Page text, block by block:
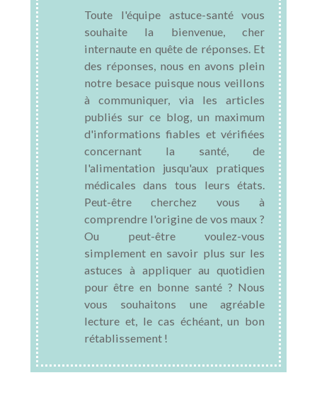
Toute l'équipe astuce-santé vous
souhaite la bienvenue, cher
internaute en quête de réponses. Et
des réponses, nous en avons plein
notre besace puisque nous veillons
à communiquer, via les articles
publiés sur ce blog, un maximum
d'informations fiables et vérifiées
concernant la santé, de
l'alimentation jusqu'aux pratiques
médicales dans tous leurs états.
Peut-être cherchez vous à
comprendre l'origine de vos maux ?
Ou peut-être voulez-vous
simplement en savoir plus sur les
astuces à appliquer au quotidien
pour être en bonne santé ? Nous
vous souhaitons une agréable
lecture et, le cas échéant, un bon
rétablissement !